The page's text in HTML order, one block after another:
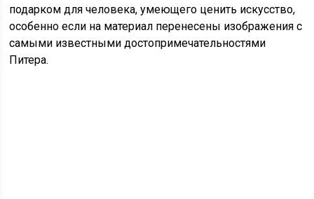
подарком для человека, умеющего ценить искусство,
особенно если на материал перенесены изображения с
самыми известными достопримечательностями
Питера.